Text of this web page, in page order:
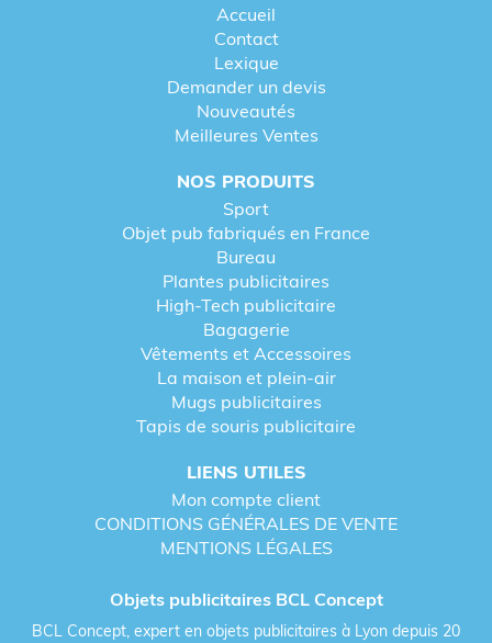
Accueil
Contact
Lexique
Demander un devis
Nouveautés
Meilleures Ventes
NOS PRODUITS
Sport
Objet pub fabriqués en France
Bureau
Plantes publicitaires
High-Tech publicitaire
Bagagerie
Vêtements et Accessoires
La maison et plein-air
Mugs publicitaires
Tapis de souris publicitaire
LIENS UTILES
Mon compte client
CONDITIONS GÉNÉRALES DE VENTE
MENTIONS LÉGALES
Objets publicitaires BCL Concept
BCL Concept, expert en objets publicitaires à Lyon depuis 20